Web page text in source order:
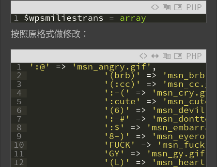
PHP
1 $wpsmiliestrans = array
按照原格式做修改：
PHP
1
2
3
4
5
6
7
8
9
10
11
12
':@' => 'msn_angry.gif',
'(brb)' =>
'(:cc)' =>
':-(' =>
':cute' =>
'(6)' =>
':-#' =>
':$' =>
'8-)' =>
'FUCK' =>
'GY' => 'msn_gy.gif'
'(L)' =>